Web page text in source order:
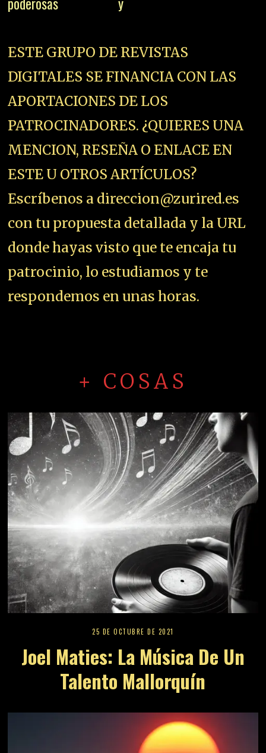
ESTE GRUPO DE REVISTAS
DIGITALES SE FINANCIA CON LAS
APORTACIONES DE LOS
PATROCINADORES. ¿QUIERES UNA
MENCION, RESEÑA O ENLACE EN
ESTE U OTROS ARTÍCULOS?
Escríbenos a direccion@zurired.es
con tu propuesta detallada y la URL
donde hayas visto que te encaja tu
patrocinio, lo estudiamos y te
respondemos en unas horas.
+ COSAS
25 DE OCTUBRE DE 2021
Joel Maties: La Música De Un
Talento Mallorquín